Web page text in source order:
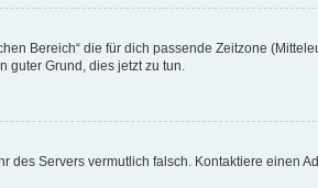
Bereich“ die für dich passende Zeitzone
Grund, dies jetzt zu tun.
Servers vermutlich falsch. Kontaktiere einen